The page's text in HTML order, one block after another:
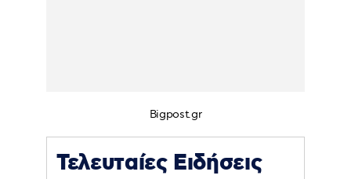
Bigpost.gr
Τελευταίες Ειδήσεις